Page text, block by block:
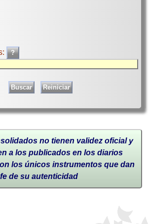
no tienen validez oficial y
a los publicados en los diarios
los únicos instrumentos que dan
fe de su autenticidad